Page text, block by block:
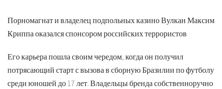
Порномагнат и владелец подпольных казино Вулкан Максим
Криппа оказался спонсором российских террористов
Его карьера пошла своим чередом, когда он получил
потрясающий старт с вызова в сборную Бразилии по футболу
среди юношей до 17 лет. Владельцы бренда собственноручно